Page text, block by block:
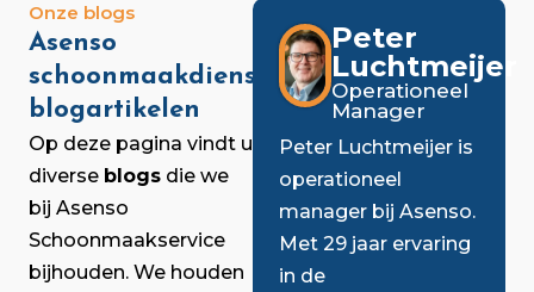
Onze blogs
Asenso
schoonmaakdiensten
blogartikelen
Op deze pagina vindt u
diverse blogs die we
bij Asenso
Schoonmaakservice
bijhouden. We houden
Peter
Luchtmeijer
Operationeel
Manager
Peter Luchtmeijer is
operationeel
manager bij Asenso.
Met 29 jaar ervaring
in de